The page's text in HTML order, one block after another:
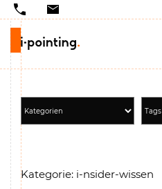
Kategorie: i-nsider-wissen